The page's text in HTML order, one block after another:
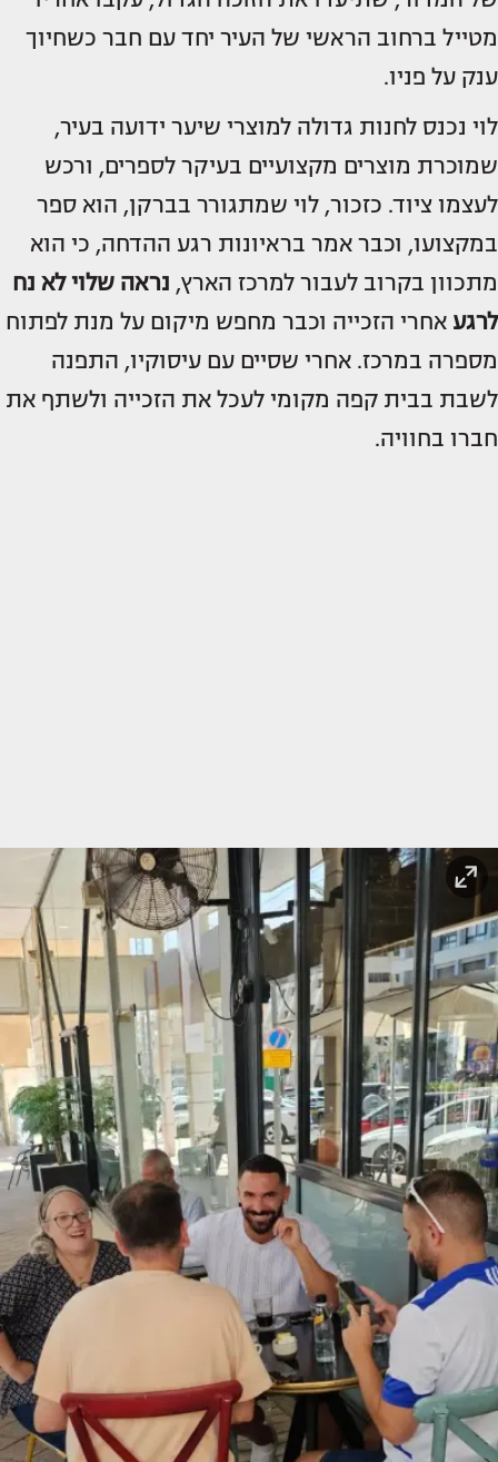
מטייל ברחוב הראשי של העיר יחד עם חבר כשחיוך
ענק על פניו.
לוי נכנס לחנות גדולה למוצרי שיער ידועה בעיר,
שמוכרת מוצרים מקצועיים בעיקר לספרים, ורכש
לעצמו ציוד. כזכור, לוי שמתגורר בברקן, הוא ספר
במקצועו, וכבר אמר בראיונות רגע ההדחה, כי הוא
מתכוון בקרוב לעבור למרכז הארץ, נראה שלוי לא נח
לרגע אחרי הזכייה וכבר מחפש מיקום על מנת לפתוח
מספרה במרכז. אחרי שסיים עם עיסוקיו, התפנה
לשבת בבית קפה מקומי לעכל את הזכייה ולשתף את
חברו בחוויה.